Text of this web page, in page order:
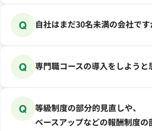
Q 自社はまだ30名未満の会社で
Q 専門職コースの導入をしよう
Q
等級制度の部分的見直しや、
ベースアップなどの報酬制度